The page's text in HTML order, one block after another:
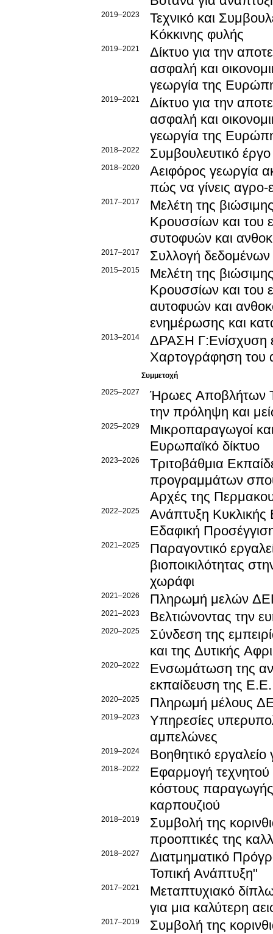
2019–2023
Τεχνικό και
Κόκκινης φυλής
2019–2021
Δίκτυο για την
ασφαλή και
γεωργία της
2019–2021
Δίκτυο για την
ασφαλή και
γεωργία της
2018–2022 Συμβουλευτικό
2018–2020
Αειφόρος γεωργία
πώς να γίνεις αγρο-
2017–2017
Μελέτη της
Κρουσσίων και του
συτοφυών και
2017–2017 Συλλογή δεδομένων
2015–2015
Μελέτη της
Κρουσσίων και του
αυτοφυών και
ενημέρωσης και
2013–2014
ΔΡΑΣΗ Γ:Ενίσχυση
Χαρτογράφηση του
Συμμετοχή
2025–2027
Ήρωες Αποβλήτων
την πρόληψη και
2025–2029
Μικροπαραγωγοί
Ευρωπαϊκό δίκτυο
2023–2026
Τριτοβάθμια
προγραμμάτων
Αρχές της
2022–2025
Ανάπτυξη Κυκλικής
Εδαφική
2021–2025
Παραγοντικό
βιοποικιλότητας
χωράφι
2021–2026 Πληρωμή μελών ΔΕΠ
2021–2023 Βελτιώνοντας την
2020–2025
Σύνδεση της
και της Δυτικής
2020–2022
Ενσωμάτωση της
εκπαίδευση της Ε.Ε.
2020–2025
2019–2023
Υπηρεσίες
αμπελώνες
2019–2024 Βοηθητικό
2018–2022
Εφαρμογή
κόστους
καρπουζιού
2018–2019
Συμβολή της
προοπτικές της
2018–2027
Διατμηματικό
Τοπική Ανάπτυξη"
2017–2021
Μεταπτυχιακό
για μια καλύτερη
2017–2019
Συμβολή της